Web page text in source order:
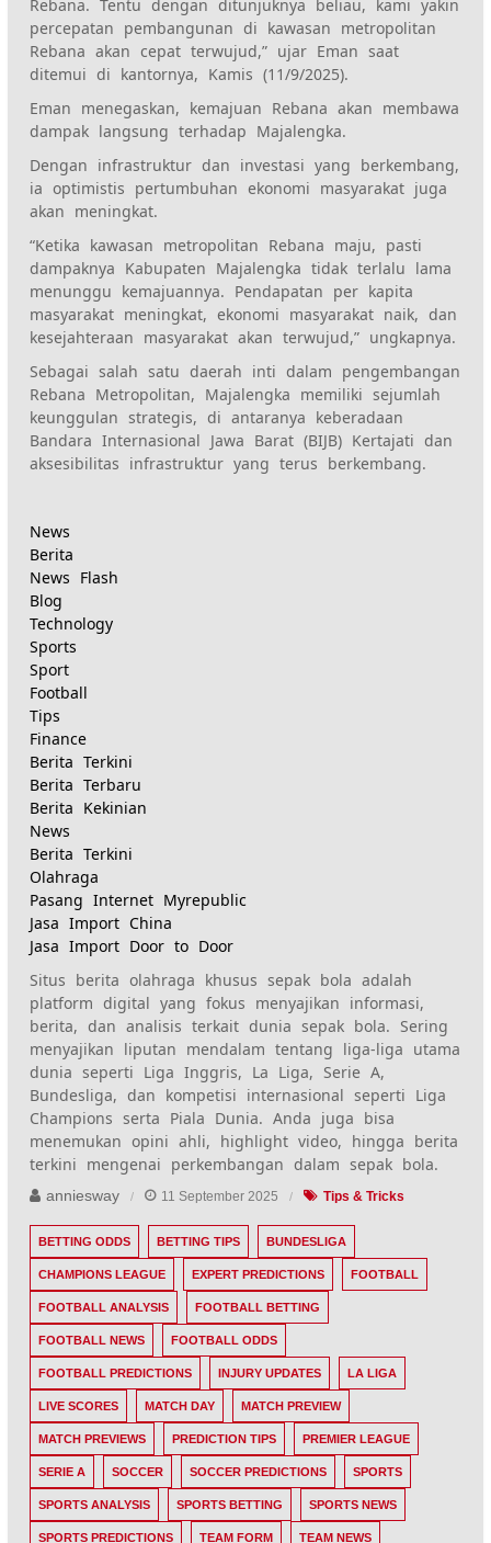
Rebana. Tentu dengan ditunjuknya beliau, kami yakin
percepatan pembangunan di kawasan metropolitan
Rebana akan cepat terwujud,” ujar Eman saat
ditemui di kantornya, Kamis (11/9/2025).‎‎
Eman menegaskan, kemajuan Rebana akan membawa
dampak langsung terhadap Majalengka.
Dengan infrastruktur dan investasi yang berkembang,
ia optimistis pertumbuhan ekonomi masyarakat juga
akan meningkat.‎‎
“Ketika kawasan metropolitan Rebana maju, pasti
dampaknya Kabupaten Majalengka tidak terlalu lama
menunggu kemajuannya. Pendapatan per kapita
masyarakat meningkat, ekonomi masyarakat naik, dan
kesejahteraan masyarakat akan terwujud,” ungkapnya.‎‎
Sebagai salah satu daerah inti dalam pengembangan
Rebana Metropolitan, Majalengka memiliki sejumlah
keunggulan strategis, di antaranya keberadaan
Bandara Internasional Jawa Barat (BIJB) Kertajati dan
aksesibilitas infrastruktur yang terus berkembang.
News
Berita
News Flash
Blog
Technology
Sports
Sport
Football
Tips
Finance
Berita Terkini
Berita Terbaru
Berita Kekinian
News
Berita Terkini
Olahraga
Pasang Internet Myrepublic
Jasa Import China
Jasa Import Door to Door
Situs berita olahraga khusus sepak bola adalah
platform digital yang fokus menyajikan informasi,
berita, dan analisis terkait dunia sepak bola. Sering
menyajikan liputan mendalam tentang liga-liga utama
dunia seperti Liga Inggris, La Liga, Serie A,
Bundesliga, dan kompetisi internasional seperti Liga
Champions serta Piala Dunia. Anda juga bisa
menemukan opini ahli, highlight video, hingga berita
terkini mengenai perkembangan dalam sepak bola.
anniesway 11 September 2025 Tips & Tricks
BETTING ODDS BETTING TIPS BUNDESLIGA
CHAMPIONS LEAGUE EXPERT PREDICTIONS FOOTBALL
FOOTBALL ANALYSIS FOOTBALL BETTING
FOOTBALL NEWS FOOTBALL ODDS
FOOTBALL PREDICTIONS INJURY UPDATES LA LIGA
LIVE SCORES MATCH DAY MATCH PREVIEW
MATCH PREVIEWS PREDICTION TIPS PREMIER LEAGUE
SERIE A SOCCER SOCCER PREDICTIONS SPORTS
SPORTS ANALYSIS SPORTS BETTING SPORTS NEWS
SPORTS PREDICTIONS TEAM FORM TEAM NEWS